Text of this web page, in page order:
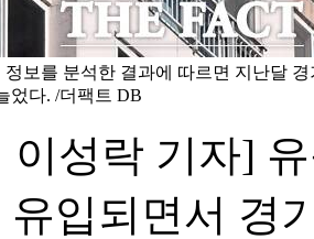
정보를 분석한 결과에 따르면 지난달
었다. /더팩트 DB
이성락 기자]
입되면서 경